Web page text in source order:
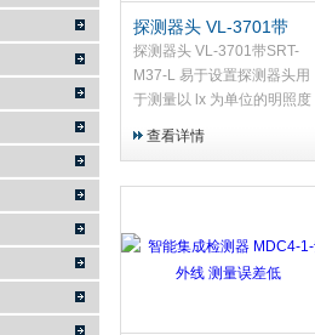
探测器头 VL-3701带
SRT-M37-L 易于设置
探测器头 VL-3701带SRT-
M37-L 易于设置探测器头用
于测量以 lx 为单位的明照度
查看详情